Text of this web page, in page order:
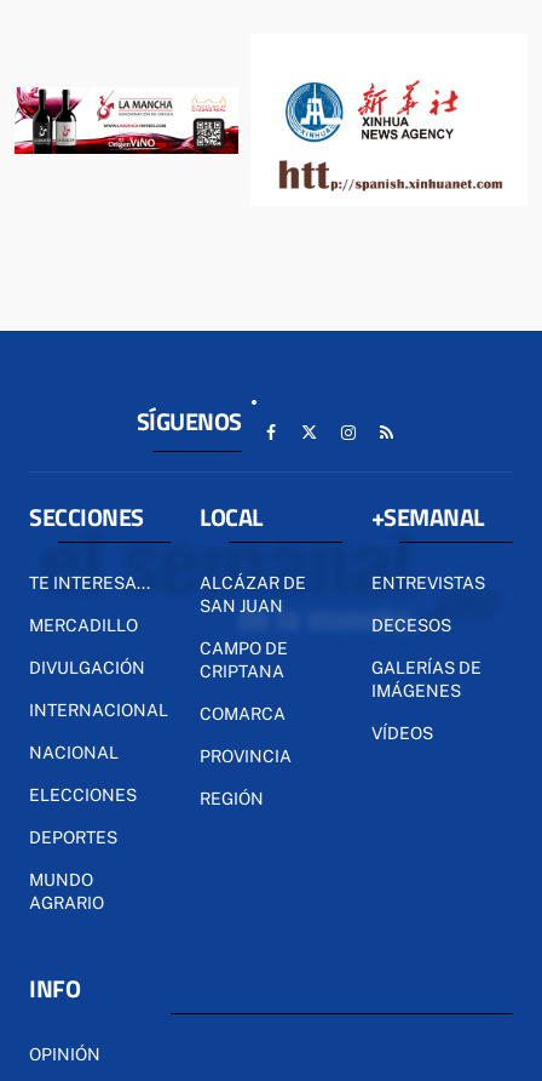
SÍGUENOS
SECCIONES
TE INTERESA...
MERCADILLO
DIVULGACIÓN
INTERNACIONAL
NACIONAL
ELECCIONES
DEPORTES
MUNDO
AGRARIO
LOCAL
ALCÁZAR DE
SAN JUAN
CAMPO DE
CRIPTANA
COMARCA
PROVINCIA
REGIÓN
+SEMANAL
ENTREVISTAS
DECESOS
GALERÍAS DE
IMÁGENES
VÍDEOS
INFO
OPINIÓN